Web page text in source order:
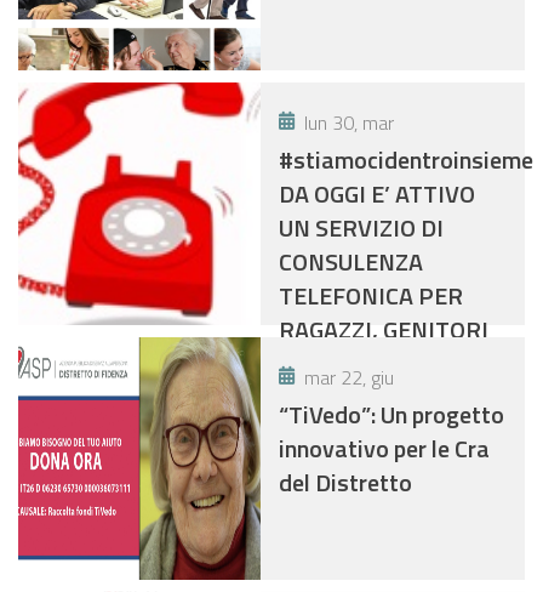
lun 30, mar
#stiamocidentroinsieme
DA OGGI E’ ATTIVO
UN SERVIZIO DI
CONSULENZA
TELEFONICA PER
RAGAZZI, GENITORI
E INSEGNANTI.
mar 22, giu
“TiVedo”: Un progetto
innovativo per le Cra
del Distretto